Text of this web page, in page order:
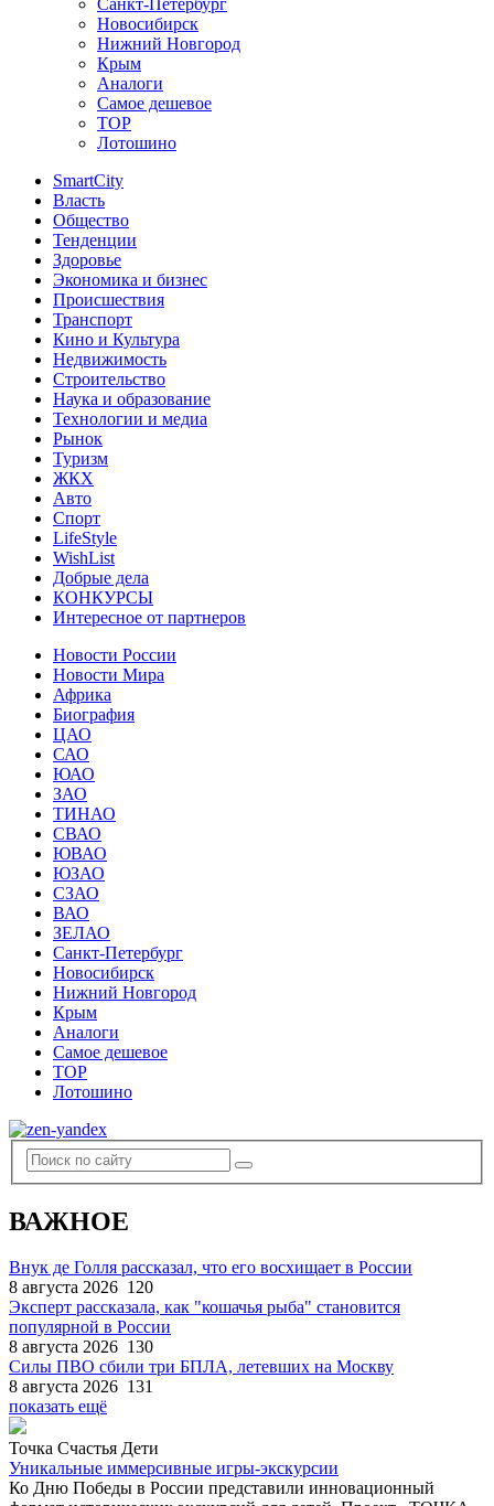
Санкт-Петербург
Новосибирск
Нижний Новгород
Крым
Аналоги
Самое дешевое
TOP
Лотошино
SmartCity
Власть
Общество
Тенденции
Здоровье
Экономика и бизнес
Происшествия
Транспорт
Кино и Культура
Недвижимость
Строительство
Наука и образование
Технологии и медиа
Рынок
Туризм
ЖКХ
Авто
Спорт
LifeStyle
WishList
Добрые дела
КОНКУРСЫ
Интересное от партнеров
Новости России
Новости Мира
Африка
Биография
ЦАО
САО
ЮАО
ЗАО
ТИНАО
СВАО
ЮВАО
ЮЗАО
СЗАО
ВАО
ЗЕЛАО
Санкт-Петербург
Новосибирск
Нижний Новгород
Крым
Аналоги
Самое дешевое
TOP
Лотошино
ВАЖНОЕ
Внук де Голля рассказал, что его восхищает в России
8 августа 2026 120
Эксперт рассказала, как "кошачья рыба" становится
популярной в России
8 августа 2026 130
Силы ПВО сбили три БПЛА, летевших на Москву
8 августа 2026 131
показать ещё
Точка Счастья Дети
Уникальные иммерсивные игры-экскурсии
Ко Дню Победы в России представили инновационный